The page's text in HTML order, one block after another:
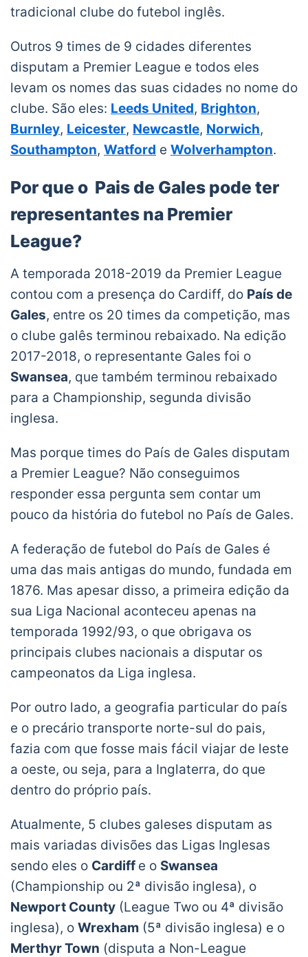
tradicional clube do futebol inglês.
Outros 9 times de 9 cidades diferentes
disputam a Premier League e todos eles
levam os nomes das suas cidades no nome do
clube. São eles: Leeds United, Brighton,
Burnley, Leicester, Newcastle, Norwich,
Southampton, Watford e Wolverhampton.
Por que o Pais de Gales pode ter
representantes na Premier
League?
A temporada 2018-2019 da Premier League
contou com a presença do Cardiff, do País de
Gales, entre os 20 times da competição, mas
o clube galês terminou rebaixado. Na edição
2017-2018, o representante Gales foi o
Swansea, que também terminou rebaixado
para a Championship, segunda divisão
inglesa.
Mas porque times do País de Gales disputam
a Premier League? Não conseguimos
responder essa pergunta sem contar um
pouco da história do futebol no País de Gales.
A federação de futebol do País de Gales é
uma das mais antigas do mundo, fundada em
1876. Mas apesar disso, a primeira edição da
sua Liga Nacional aconteceu apenas na
temporada 1992/93, o que obrigava os
principais clubes nacionais a disputar os
campeonatos da Liga inglesa.
Por outro lado, a geografia particular do país
e o precário transporte norte-sul do pais,
fazia com que fosse mais fácil viajar de leste
a oeste, ou seja, para a Inglaterra, do que
dentro do próprio país.
Atualmente, 5 clubes galeses disputam as
mais variadas divisões das Ligas Inglesas
sendo eles o Cardiff e o Swansea
(Championship ou 2ª divisão inglesa), o
Newport County (League Two ou 4ª divisão
inglesa), o Wrexham (5ª divisão inglesa) e o
Merthyr Town (disputa a Non-League